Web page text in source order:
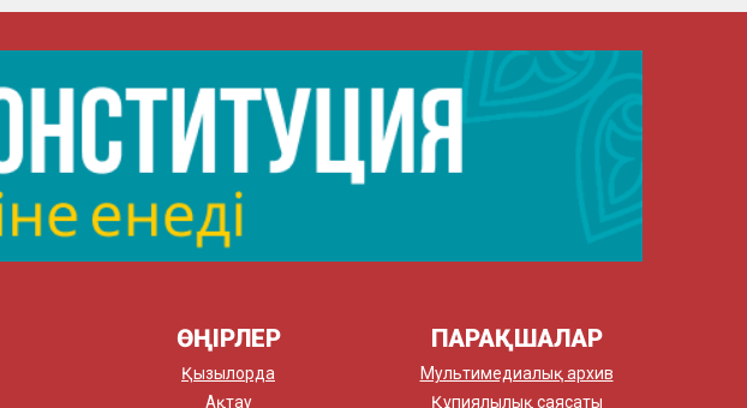
ӨҢІРЛЕР
Қызылорда
Ақтау
ПАРАҚШАЛАР
Мультимедиалық архив
Құпиялылық саясаты